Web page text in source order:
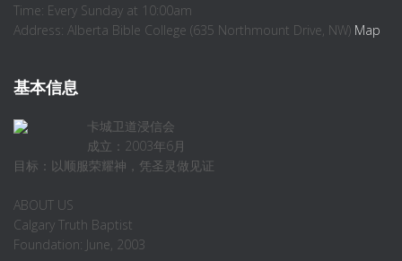
Time: Every Sunday at 10:00am
Address: Alberta Bible College (635 Northmount Drive, NW) Map
基本信息
卡城卫道浸信会
成立：2003年6月
目标：以顺服荣耀神，凭圣灵做见证
ABOUT US
Calgary Truth Baptist
Foundation: June, 2003